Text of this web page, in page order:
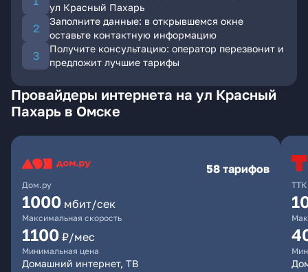
ул Красный Пахарь
Заполните данные: в открывшемся окне
оставьте контактную информацию
Получите консультацию: оператор перезвонит и
предложит лучшие тарифы
Провайдеры интернета на ул Красный
Пахарь в Омске
Дом.ру
58 тарифов
1000 мбит/сек
Максимальная скорость
1100 ₽/мес
Минимальная цена
Домашний интернет, ТВ
ТТК